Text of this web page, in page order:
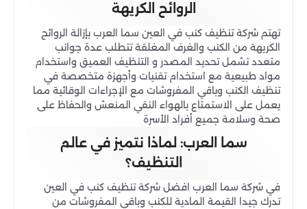
الروائح الكريهة
تهتم شركة تنظيف كنب في العين سما العرب بإزالة الروائح
الكريهة من الكنب والغرف المغلقة تتطلب عدة جوانب
متعدد تشمل تحديد المصدر و التنظيف العميق واستخدام
مواد طبيعية مع استخدام تقنيات وأجهزة متخصصة في
تنظيف الكنب وباقي المفروشات مع الإجراءات الوقائية مما
يعمل على الاستمتاع بالهواء النقي المنعش والحفاظ على
صحة وسلامة جميع أفراد الأسرة
سما العرب: لماذا نتميز في عالم
التنظيف؟
في شركة سما العرب افضل شركة تنظيف كنب في العين
تدرك جيدا القيمة المادية للكنب وباقي المفروشات من